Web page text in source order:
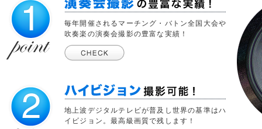
毎年開催されるマーチング・バトン全国大会や
吹奏楽の演奏会撮影の豊富な実績！
地上波デジタルテレビが普及し世界の基準はハ
イビジョン。最高級画質で残します！